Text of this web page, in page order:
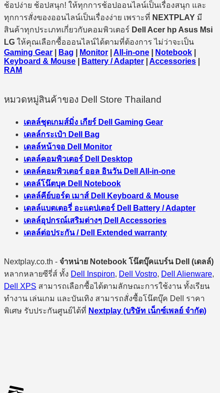
ช้อปง่าย ช้อปสนุก! ให้ทุกการช้อปออนไลน์เป็นเรื่องสนุก และ
ทุกการสั่งของออนไลน์เป็นเรื่องง่าย เพราะที่ NEXTPLAY มี
สินค้าทุกประเภทเกี่ยวกับคอมพิวเตอร์ Dell Acer hp Asus Msi
LG ให้คุณเลือกซื้อออนไลน์ได้ตามที่ต้องการ ไม่ว่าจะเป็น
Gaming Gear
Bag Monitor All-in-one Notebook
Keyboard & Mouse
Battery / Adapter Accessories
RAM
หมวดหมู่สินค้าของ Dell Store Thailand
เดลล์ชุดเกมส์มิ่ง เกียร์ Dell Gaming Gear
เดลล์กระเป๋า Dell Bag
เดลล์หน้าจอ Dell Monitor
เดลล์คอมพิวเตอร์ Dell Desktop
เดลล์คอมพิวเตอร์ ออล อินวัน Dell All-in-one
เดลล์โน๊ตบุค Dell Notebook
เดลล์คีย์บอร์ด เมาส์ Dell Keyboard & Mouse
เดลล์แบตเตอรี่ อะแดปเตอร์ Dell Battery / Adapter
เดลล์อุปกรณ์เสริมต่างๆ Dell Accessories
เดลล์ต่อประกัน / Dell Extended warranty
Nextplay.co.th - จำหน่าย Notebook โน๊ตบุ๊คแบร์น Dell (เดลล์)
หลากหลายซีรี่ส์ ทั้ง Dell Inspiron, Dell Vostro, Dell Alienware,
Dell XPS สามารถเลือกซื้อได้ตามลักษณะการใช้งาน ทั้งเรียน
ทำงาน เล่นเกม และบันเทิง สามารถสั่งซื้อโน๊ตบุ๊ค Dell ราคา
พิเศษ รับประกันศูนย์ได้ที่ Nextplay (บริษัท เน็กซ์เพลย์ จำกัด)